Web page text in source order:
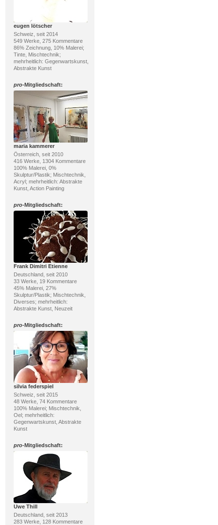
eugen lötscher
Schweiz, seit 2014
549 Werke, 275 Kommentare
86% Zeichnung, 10% Malerei;
Tinte, Mischtechnik;
mehrheitlich: Gegenwartskunst,
Abstrakte Kunst
pro-Mitgliedschaft:
maria kammerer
Österreich, seit 2010
416 Werke, 1304 Kommentare
100% Malerei, 0%
Skulptur/Plastik; Mischtechnik,
Acryl; mehrheitlich: Abstrakte
Kunst, Action Painting
pro-Mitgliedschaft:
Frank Dimitri Etienne
Deutschland, seit 2010
33 Werke, 19 Kommentare
45% Malerei, 27%
Skulptur/Plastik; Mischtechnik,
Diverses; mehrheitlich:
Abstrakte Kunst, Neuzeit
pro-Mitgliedschaft:
silvia federspiel
Schweiz, seit 2015
48 Werke, 74 Kommentare
100% Malerei; Mischtechnik,
Oel; mehrheitlich:
Gegenwartskunst, Abstrakte
Kunst
pro-Mitgliedschaft:
Uwe Thill
Deutschland, seit 2013
283 Werke, 128 Kommentare